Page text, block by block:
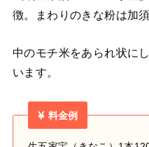
徴。
まわりのきな粉は加
中のモチ米をあられ状に
います。
料金例